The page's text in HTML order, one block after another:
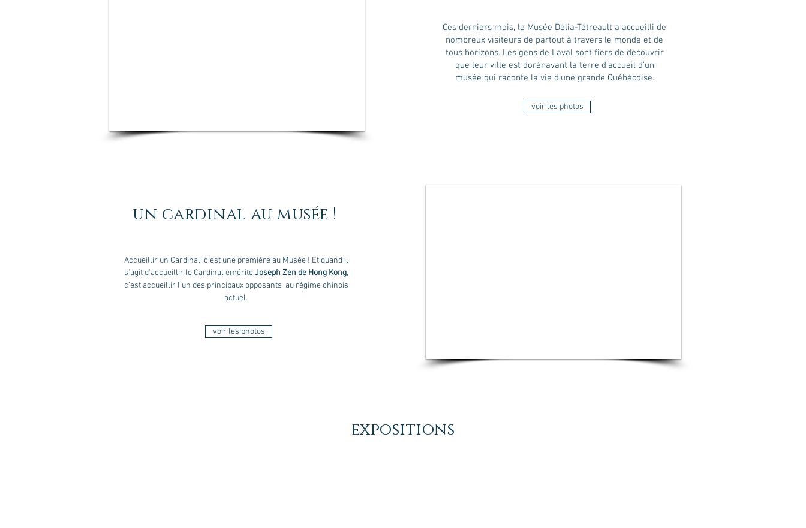
Ces derniers mois, le Musée Délia-Tétreault a accueilli de
nombreux visiteurs de partout à travers le monde et de
tous horizons. Les gens de Laval sont fiers de découvrir
que leur ville est dorénavant la terre d’accueil d’un
musée qui raconte la vie d’une grande Québécoise.
voir les photos
un cardinal au musée !
Accueillir un Cardinal, c’est une première au Musée ! Et quand il
s’agit d’accueillir le Cardinal émériteJoseph Zen de Hong Kong,
c’est accueillir l’un des principaux opposants au régime chinois
actuel.
voir les photos
expositions